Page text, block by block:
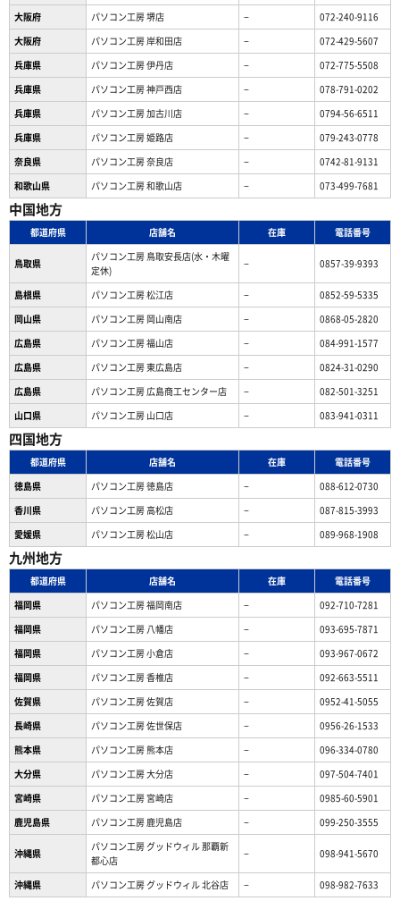
大阪府
パソコン工房 堺店 −
072-240-9116
大阪府
パソコン工房 岸和田店 −
072-429-5607
兵庫県
パソコン工房 伊丹店 −
072-775-5508
兵庫県
パソコン工房 神戸西店 −
078-791-0202
兵庫県
パソコン工房 加古川店 −
0794-56-6511
兵庫県
パソコン工房 姫路店 −
079-243-0778
奈良県
パソコン工房 奈良店 −
0742-81-9131
和歌山県
パソコン工房 和歌山店 − 073-499-7681
中国地方
都道府県 店舗名 在庫 電話番号
鳥取県
パソコン工房 鳥取安長店(水・木曜
定休)
− 0857-39-9393
島根県 パソコン工房 松江店 −
0852-59-5335
岡山県
パソコン工房 岡山南店 −
0868-05-2820
広島県
パソコン工房 福山店 −
084-991-1577
広島県
パソコン工房 東広島店 −
0824-31-0290
広島県
パソコン工房 広島商工センター店 −
082-501-3251
山口県
パソコン工房 山口店 − 083-941-0311
四国地方
都道府県 店舗名 在庫
電話番号
徳島県
パソコン工房 徳島店 −
088-612-0730
香川県
パソコン工房 高松店 −
087-815-3993
愛媛県
パソコン工房 松山店 − 089-968-1908
九州地方
都道府県 店舗名 在庫
電話番号
福岡県
パソコン工房 福岡南店 −
092-710-7281
福岡県
パソコン工房 八幡店 −
093-695-7871
福岡県
パソコン工房 小倉店 −
093-967-0672
福岡県
パソコン工房 香椎店 −
092-663-5511
佐賀県
パソコン工房 佐賀店 −
0952-41-5055
長崎県
パソコン工房 佐世保店 −
0956-26-1533
熊本県
パソコン工房 熊本店 −
096-334-0780
大分県
パソコン工房 大分店 −
097-504-7401
宮崎県
パソコン工房 宮崎店 −
0985-60-5901
鹿児島県
パソコン工房 鹿児島店 − 099-250-3555
沖縄県
パソコン工房 グッドウィル 那覇新
都心店
− 098-941-5670
沖縄県 パソコン工房 グッドウィル 北谷店 − 098-982-7633